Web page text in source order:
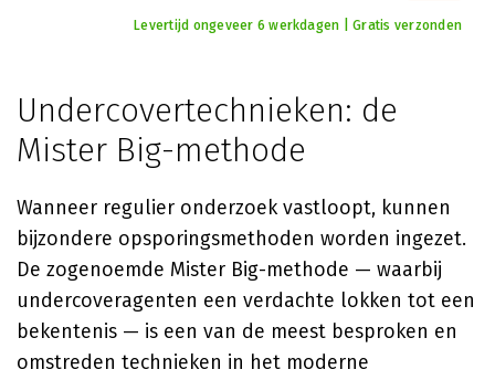
Levertijd ongeveer 6 werkdagen | Gratis verzonden
Undercovertechnieken: de
Mister Big-methode
Wanneer regulier onderzoek vastloopt, kunnen
bijzondere opsporingsmethoden worden ingezet.
De zogenoemde Mister Big-methode — waarbij
undercoveragenten een verdachte lokken tot een
bekentenis — is een van de meest besproken en
omstreden technieken in het moderne